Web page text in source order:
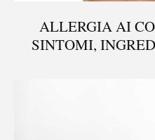
ALLERGIA AI
SINTOMI,